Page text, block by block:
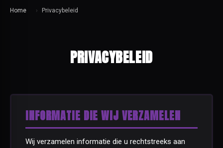
Home › Privacybeleid
PRIVACYBELEID
INFORMATIE DIE WIJ VERZAMELEN
Wij verzamelen informatie die u rechtstreeks aan